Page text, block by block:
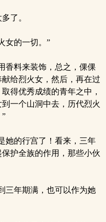
了。
女的一切。”
香料来装饰，总之，倮倮
给烈火女，然后，再在过
得优秀成绩的青年之中，
一个山洞中去，历代烈火
她的行宫了！看来，三年
护全族的作用，那些小伙
三年期满，也可以作为她